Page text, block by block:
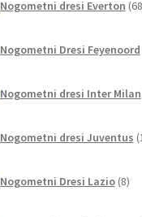
Nogometni dresi Everton 68
Nogometni Dresi Feyenoord
Nogometni dresi Inter Milan
Nogometni dresi Juventus
Nogometni Dresi Lazio 8